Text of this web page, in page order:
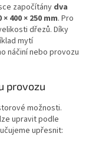
započítány dva
400 × 250 mm. Pro
dřezů. Díky
mytí
náčiní nebo provozu
provozu
možnosti.
upravit podle
upřesnit: